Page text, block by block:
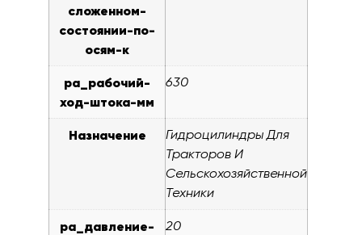
сложенном-
состоянии-по-
осям-к
pa_рабочий-
ход-штока-мм
630
Назначение
Гидроцилиндры Для
Тракторов И
Сельскохозяйственной
Техники
pa_давление-
20